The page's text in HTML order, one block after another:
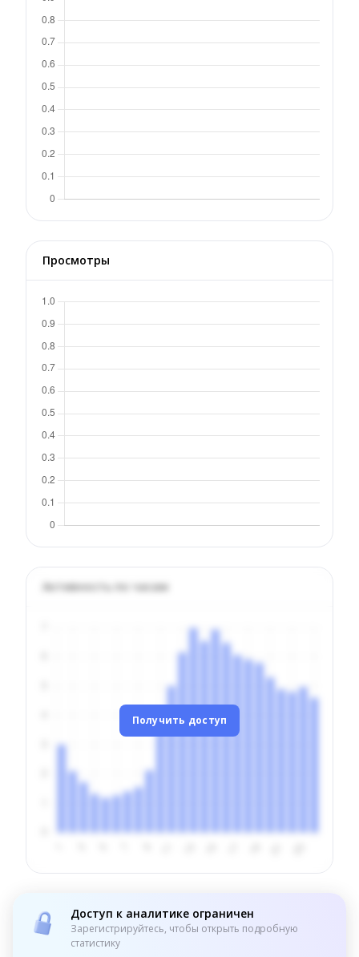
Просмотры
Активность по часам
Получить доступ
Доступ к аналитике ограничен
Зарегистрируйтесь, чтобы открыть подробную
статистику